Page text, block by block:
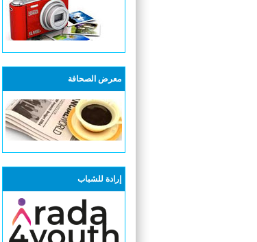
معرض الصحافة
إرادة للشباب